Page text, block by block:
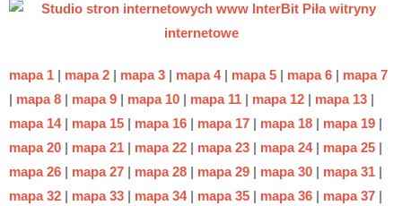
mapa 1 | mapa 2 | mapa 3 | mapa 4| mapa 5 | mapa 6 | mapa 7
| mapa 8 | mapa 9 | mapa 10 | mapa 11 | mapa 12 | mapa 13 |
mapa 14| mapa 15 | mapa 16 | mapa 17 | mapa 18 | mapa 19 |
mapa 20 | mapa 21 | mapa 22 | mapa 23 | mapa 24| mapa 25 |
mapa 26 | mapa 27 | mapa 28 | mapa 29 | mapa 30 | mapa 31 |
mapa 32 | mapa 33 | mapa 34| mapa 35 | mapa 36 | mapa 37 |